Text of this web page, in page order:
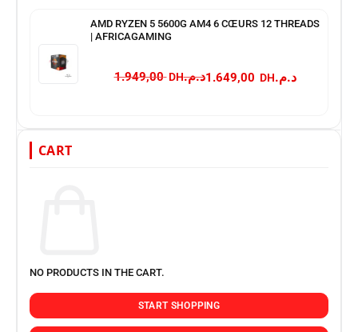
AMD RYZEN 5 5600G AM4 6 CŒURS 12 THREADS
| AFRICAGAMING
د.م. 1.949,00 د.م.
CART
NO PRODUCTS IN THE CART.
START SHOPPING